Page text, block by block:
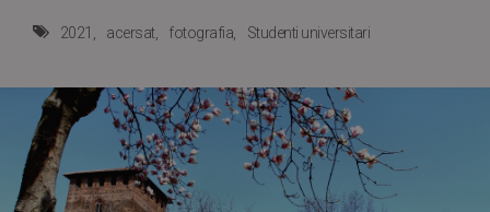
2021 acersat fotografia Studenti universitari